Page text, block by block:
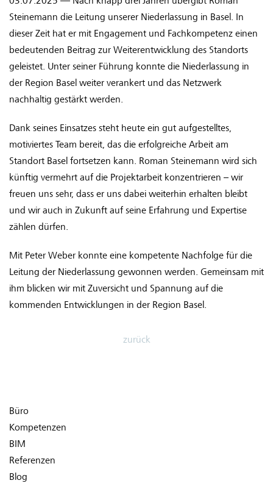
Steinemann die Leitung unserer Niederlassung in Basel. In
dieser Zeit hat er mit Engagement und Fachkompetenz einen
bedeutenden Beitrag zur Weiterentwicklung des Standorts
geleistet. Unter seiner Führung konnte die Niederlassung in
der Region Basel weiter verankert und das Netzwerk
nachhaltig gestärkt werden.
Dank seines Einsatzes steht heute ein gut aufgestelltes,
motiviertes Team bereit, das die erfolgreiche Arbeit am
Standort Basel fortsetzen kann. Roman Steinemann wird sich
künftig vermehrt auf die Projektarbeit konzentrieren – wir
freuen uns sehr, dass er uns dabei weiterhin erhalten bleibt
und wir auch in Zukunft auf seine Erfahrung und Expertise
zählen dürfen.
Mit Peter Weber konnte eine kompetente Nachfolge für die
Leitung der Niederlassung gewonnen werden. Gemeinsam mit
ihm blicken wir mit Zuversicht und Spannung auf die
kommenden Entwicklungen in der Region Basel.
zurück
Büro
Kompetenzen
BIM
Referenzen
Blog